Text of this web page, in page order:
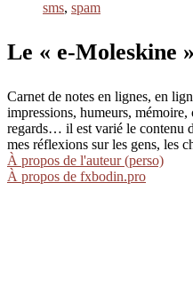
sms, spam
Le « e-Moleskine
Carnet de notes en lignes, en
impressions, humeurs, mémoire,
regards… il est varié le contenu
mes réflexions sur les gens, les
À propos de l'auteur (perso)
À propos de fxbodin.pro